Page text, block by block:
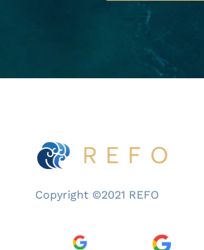
Copyright ©2021 REFO